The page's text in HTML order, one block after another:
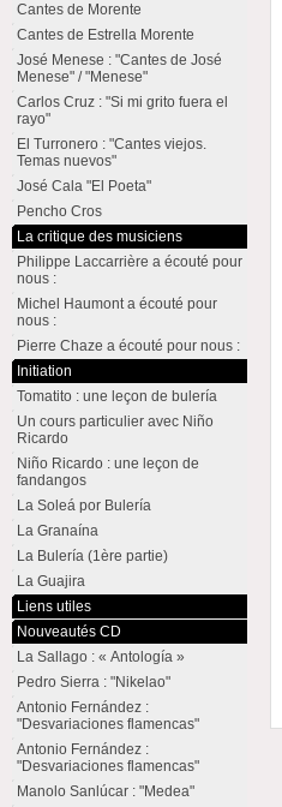
Cantes de Morente
Cantes de Estrella Morente
José Menese : "Cantes de José
Menese" / "Menese"
Carlos Cruz : "Si mi grito fuera el
rayo"
El Turronero : "Cantes viejos.
Temas nuevos"
José Cala "El Poeta"
Pencho Cros
La critique des musiciens
Philippe Laccarrière a écouté pour
nous :
Michel Haumont a écouté pour
nous :
Pierre Chaze a écouté pour nous :
Initiation
Tomatito : une leçon de bulería
Un cours particulier avec Niño
Ricardo
Niño Ricardo : une leçon de
fandangos
La Soleá por Bulería
La Granaína
La Bulería (1ère partie)
La Guajira
Liens utiles
Nouveautés CD
La Sallago : « Antología »
Pedro Sierra : "Nikelao"
Antonio Fernández :
"Desvariaciones flamencas"
Antonio Fernández :
"Desvariaciones flamencas"
Manolo Sanlúcar : "Medea"